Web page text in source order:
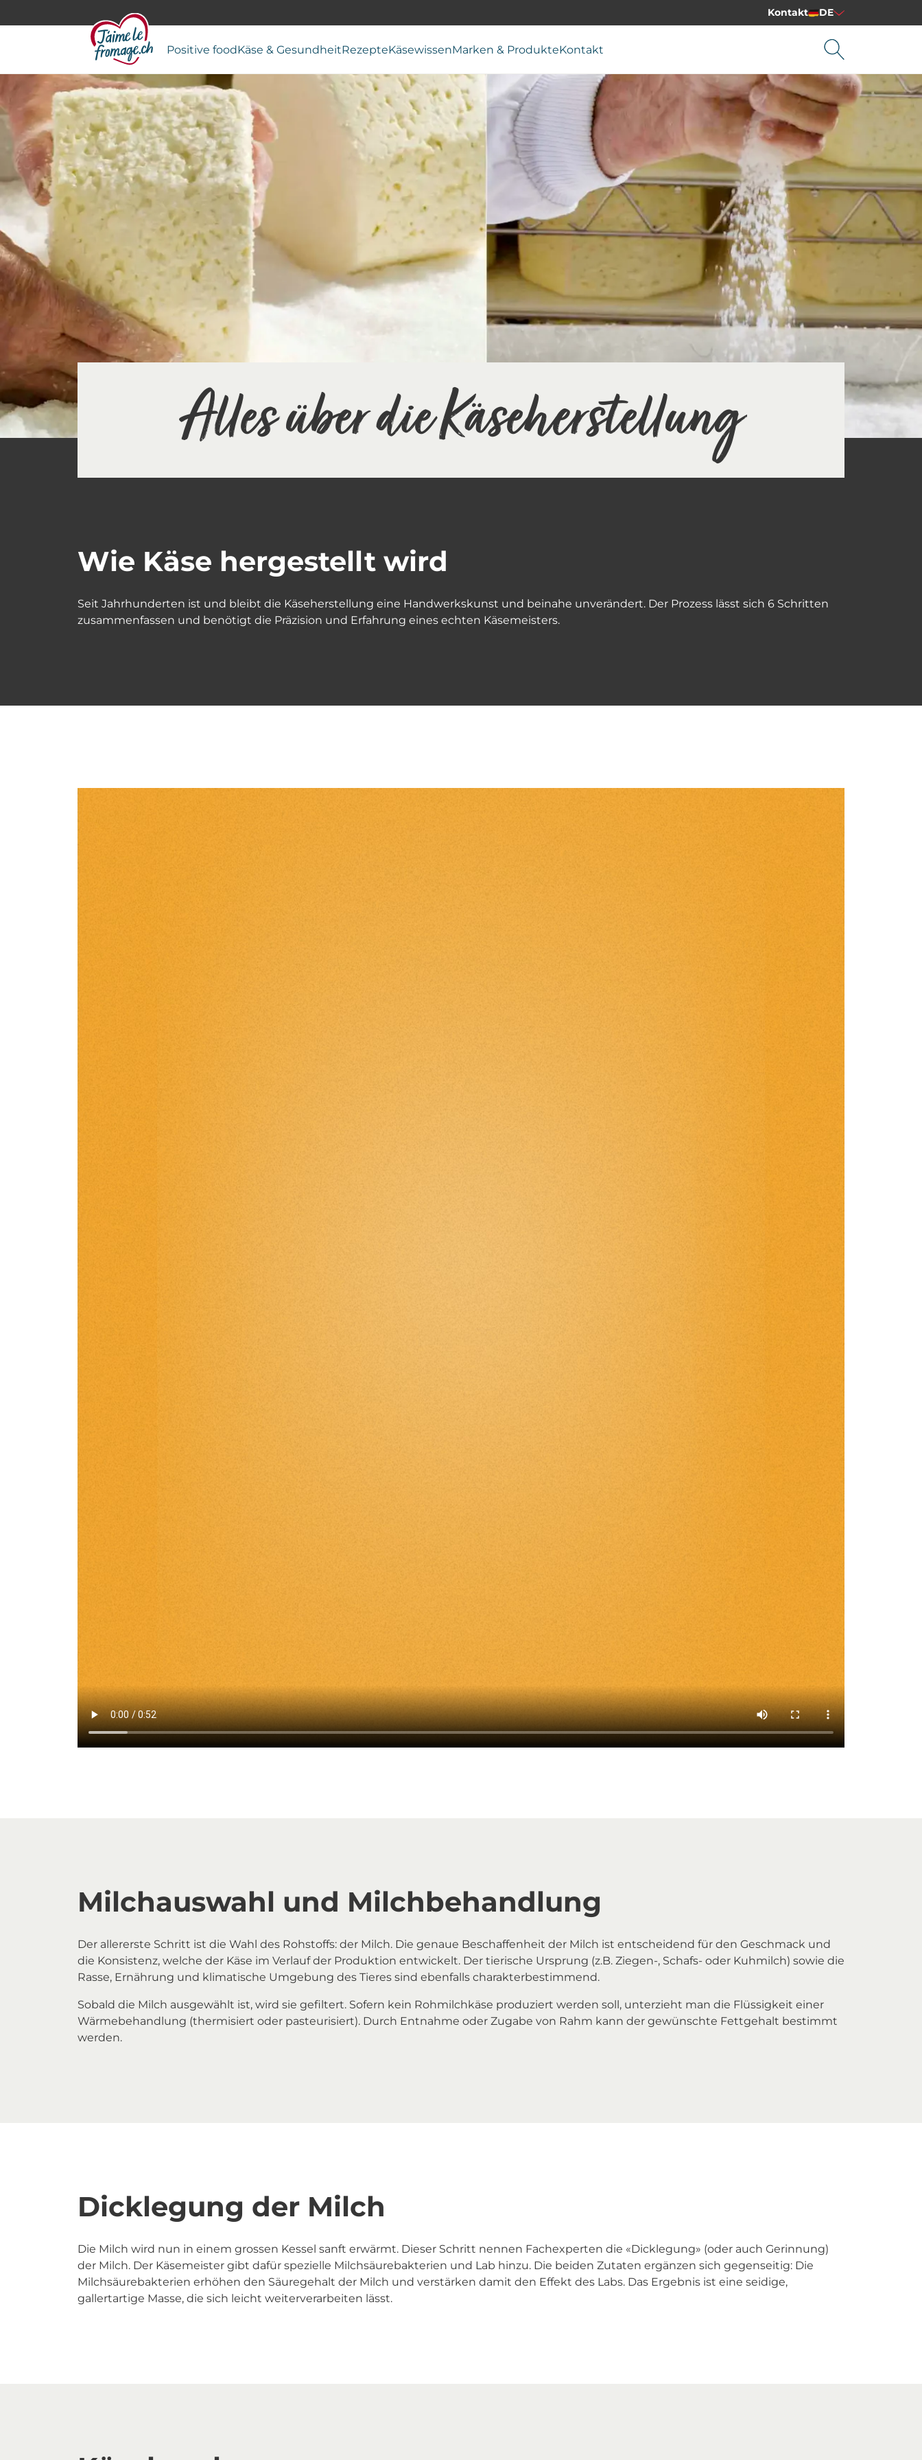
Kontakt DE
Positive foodKäse & GesundheitRezepteKäsewissenMarken & ProdukteKontakt
Alles über die Käseherstellung
Wie Käse hergestellt wird
Seit Jahrhunderten ist und bleibt die Käseherstellung eine Handwerkskunst und beinahe unverändert. Der Prozess lässt sich 6 Schritten
zusammenfassen und benötigt die Präzision und Erfahrung eines echten Käsemeisters.
Milchauswahl und Milchbehandlung
Der allererste Schritt ist die Wahl des Rohstoffs: der Milch. Die genaue Beschaffenheit der Milch ist entscheidend für den Geschmack und
die Konsistenz, welche der Käse im Verlauf der Produktion entwickelt. Der tierische Ursprung (z.B. Ziegen-, Schafs- oder Kuhmilch) sowie die
Rasse, Ernährung und klimatische Umgebung des Tieres sind ebenfalls charakterbestimmend.
Sobald die Milch ausgewählt ist, wird sie gefiltert. Sofern kein Rohmilchkäse produziert werden soll, unterzieht man die Flüssigkeit einer
Wärmebehandlung (thermisiert oder pasteurisiert). Durch Entnahme oder Zugabe von Rahm kann der gewünschte Fettgehalt bestimmt
werden.
Dicklegung der Milch
Die Milch wird nun in einem grossen Kessel sanft erwärmt. Dieser Schritt nennen Fachexperten die «Dicklegung» (oder auch Gerinnung)
der Milch. Der Käsemeister gibt dafür spezielle Milchsäurebakterien und Lab hinzu. Die beiden Zutaten ergänzen sich gegenseitig: Die
Milchsäurebakterien erhöhen den Säuregehalt der Milch und verstärken damit den Effekt des Labs. Das Ergebnis ist eine seidige,
gallertartige Masse, die sich leicht weiterverarbeiten lässt.